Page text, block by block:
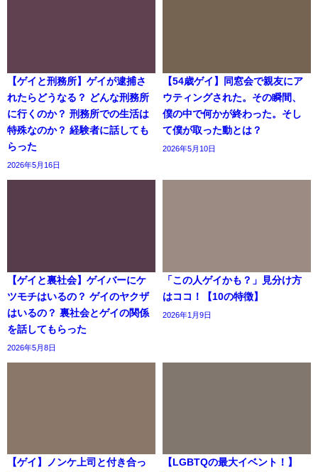
【ゲイと刑務所】ゲイが逮捕さ
れたらどうなる？ どんな刑務所
に行くのか？ 刑務所での生活は
特殊なのか？ 経験者に話しても
らった
2026年5月16日
【54歳ゲイ】同窓会で親友にア
ウティングされた。その瞬間、
僕の中で何かが終わった。そし
て僕が取った動とは？
2026年5月10日
【ゲイと裏社会】ゲイバーにケ
ツモチはいるの？ ゲイのヤクザ
はいるの？ 裏社会とゲイの関係
を話してもらった
2026年5月8日
「この人ゲイかも？」見分け方
はココ！【10の特徴】
2026年1月9日
【ゲイ】ノンケ上司と付き合っ
【LGBTQの最大イベント！】